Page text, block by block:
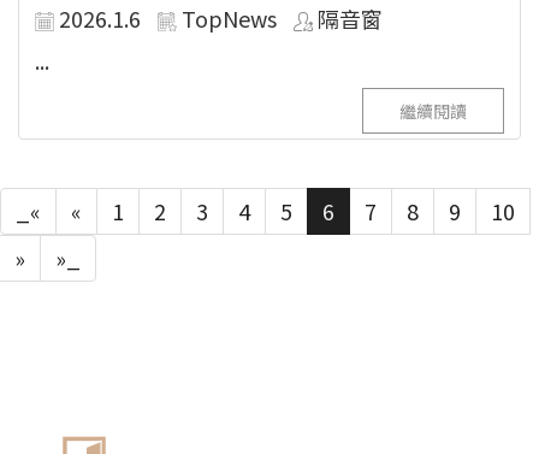
2026.1.6 TopNews
隔音窗
...
繼續閱讀
_« « 1 2 3 4 5 6 7 8 9
10
»
»_